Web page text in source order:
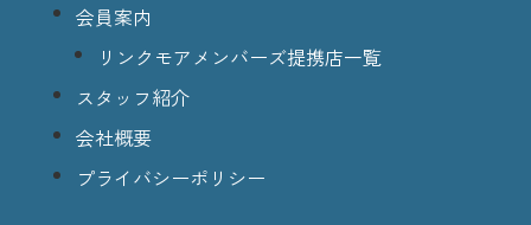
会員案内
リンクモアメンバーズ提携店一覧
スタッフ紹介
会社概要
プライバシーポリシー